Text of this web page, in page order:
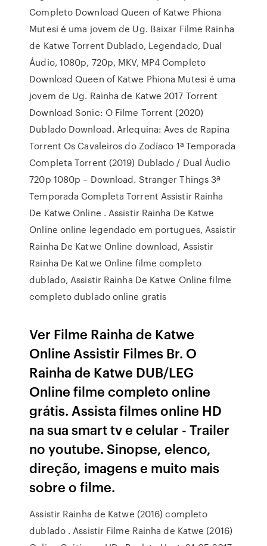
Completo Download Queen of Katwe Phiona
Mutesi é uma jovem de Ug. Baixar Filme Rainha
de Katwe Torrent Dublado, Legendado, Dual
Áudio, 1080p, 720p, MKV, MP4 Completo
Download Queen of Katwe Phiona Mutesi é uma
jovem de Ug. Rainha de Katwe 2017 Torrent
Download Sonic: O Filme Torrent (2020)
Dublado Download. Arlequina: Aves de Rapina
Torrent Os Cavaleiros do Zodíaco 1ª Temporada
Completa Torrent (2019) Dublado / Dual Áudio
720p 1080p – Download. Stranger Things 3ª
Temporada Completa Torrent Assistir Rainha
De Katwe Online . Assistir Rainha De Katwe
Online online legendado em portugues, Assistir
Rainha De Katwe Online download, Assistir
Rainha De Katwe Online filme completo
dublado, Assistir Rainha De Katwe Online filme
completo dublado online gratis
Ver Filme Rainha de Katwe
Online Assistir Filmes Br. O
Rainha de Katwe DUB/LEG
Online filme completo online
grátis. Assista filmes online HD
na sua smart tv e celular - Trailer
no youtube. Sinopse, elenco,
direção, imagens e muito mais
sobre o filme.
Assistir Rainha de Katwe (2016) completo
dublado . Assistir Filme Rainha de Katwe (2016)